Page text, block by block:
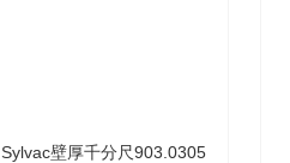
Sylvac壁厚千分尺903.0305